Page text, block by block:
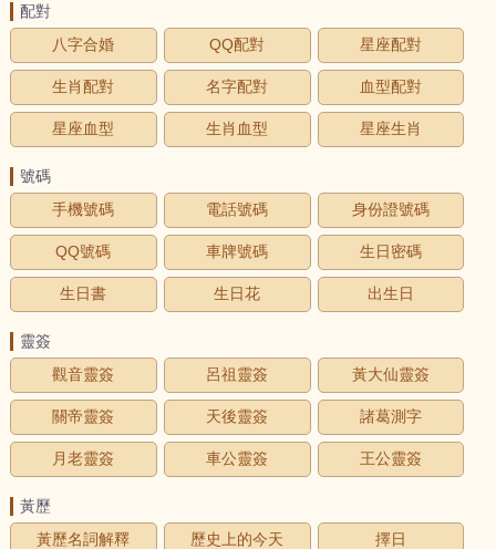
配對
八字合婚
QQ配對 星座配對
生肖配對 名字配對 血型配對
星座血型 生肖血型 星座生肖
號碼
手機號碼
電話號碼 身份證號碼
QQ號碼 車牌號碼 生日密碼
生日書 生日花 出生日
靈簽
觀音靈簽
呂祖靈簽 黃大仙靈簽
關帝靈簽 天後靈簽 諸葛測字
月老靈簽 車公靈簽 王公靈簽
黃歷
黃歷名詞解釋
歷史上的今天 擇日